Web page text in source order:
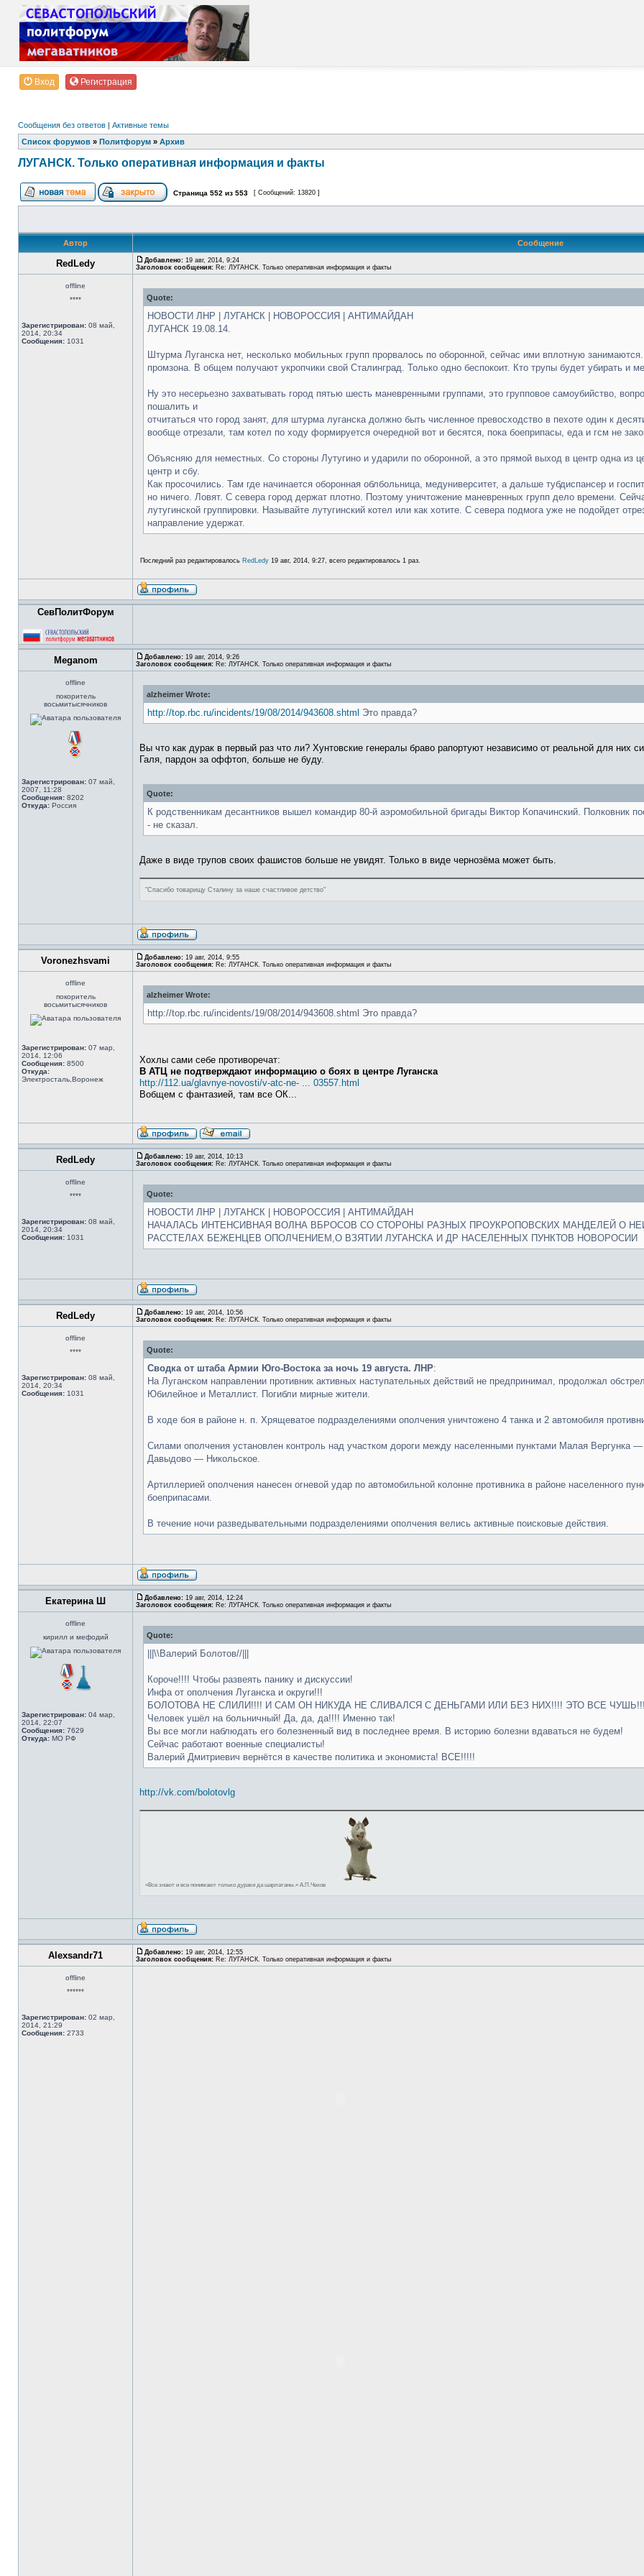
Вход Регистрация
Сообщения без ответов | Активные темы
Список форумов » Политфорум » Архив
ЛУГАНСК. Только оперативная информация и факты
Страница 552 из 553 [ Сообщений: 13820 ]
Автор Сообщение
RedLedy Добавлено: 19 авг, 2014, 9:24
Заголовок сообщения: Re: ЛУГАНСК. Только оперативная информация и факты
offline
****
Зарегистрирован: 08 май,
2014, 20:34
Сообщения: 1031
Quote:
НОВОСТИ ЛНР | ЛУГАНСК | НОВОРОССИЯ | АНТИМАЙДАН
ЛУГАНСК 19.08.14.
Штурма Луганска нет, несколько мобильных групп прорвалось по оборонной, сейчас ими вплотную
промзона. В общем получают укропчики свой Сталинград. Только одно беспокоит. Кто трупы будет убирать и
Ну это несерьезно захватывать город пятью шесть маневренными группами, это групповое самоубийство,
пошалить и
отчитаться что город занят, для штурма луганска должно быть численное превосходство в пехоте один к
вообще отрезали, там котел по ходу формируется очередной вот и бесятся, пока боеприпасы, еда и гсм не
Объясняю для неместных. Со стороны Лутугино и ударили по оборонной, а это прямой выход в центр одна из
центр и сбу.
Как просочились. Там где начинается оборонная облбольница, медуниверситет, а дальше тубдиспансер и
но ничего. Ловят. С севера город держат плотно. Поэтому уничтожение маневренных групп дело времени.
лутугинской группировки. Называйте лутугинский котел или как хотите. С севера подмога уже не подойдет
направление удержат.
Последний раз редактировалось RedLedy 19 авг, 2014, 9:27, всего редактировалось 1 раз.
СевПолитФорум
Meganom Добавлено: 19 авг, 2014, 9:26
Заголовок сообщения: Re: ЛУГАНСК. Только оперативная информация и факты
offline
покоритель
восьмитысячников
Зарегистрирован: 07 май,
2007, 11:28
Сообщения: 8202
Откуда: Россия
alzheimer Wrote:
http://top.rbc.ru/incidents/19/08/2014/943608.shtml Это правда?
Вы что как дурак в первый раз что ли? Хунтовские генералы браво рапортуют независимо от реальной для них
Галя, пардон за оффтоп, больше не буду.
Quote:
К родственникам десантников вышел командир 80-й аэромобильной бригады Виктор Копачинский. Полковник
- не сказал.
Даже в виде трупов своих фашистов больше не увидят. Только в виде чернозёма может быть.
"Спасибо товарищу Сталину за наше счастливое детство"
Voronezhsvami Добавлено: 19 авг, 2014, 9:55
Заголовок сообщения: Re: ЛУГАНСК. Только оперативная информация и факты
offline
покоритель
восьмитысячников
Зарегистрирован: 07 мар,
2014, 12:06
Сообщения: 8500
Откуда:
Электросталь,Воронеж
alzheimer Wrote:
http://top.rbc.ru/incidents/19/08/2014/943608.shtml Это правда?
Хохлы сами себе противоречат:
В АТЦ не подтверждают информацию о боях в центре Луганска
http://112.ua/glavnye-novosti/v-atc-ne- ... 03557.html
Вобщем с фантазией, там все ОК...
RedLedy Добавлено: 19 авг, 2014, 10:13
Заголовок сообщения: Re: ЛУГАНСК. Только оперативная информация и факты
offline
****
Зарегистрирован: 08 май,
2014, 20:34
Сообщения: 1031
Quote:
НОВОСТИ ЛНР | ЛУГАНСК | НОВОРОССИЯ | АНТИМАЙДАН
НАЧАЛАСЬ ИНТЕНСИВНАЯ ВОЛНА ВБРОСОВ СО СТОРОНЫ РАЗНЫХ ПРОУКРОПОВСКИХ МАНДЕЛЕЙ О
РАССТЕЛАХ БЕЖЕНЦЕВ ОПОЛЧЕНИЕМ,О ВЗЯТИИ ЛУГАНСКА И ДР НАСЕЛЕННЫХ ПУНКТОВ НОВОРОСИИ
RedLedy Добавлено: 19 авг, 2014, 10:56
Заголовок сообщения: Re: ЛУГАНСК. Только оперативная информация и факты
offline
****
Зарегистрирован: 08 май,
2014, 20:34
Сообщения: 1031
Quote:
Сводка от штаба Армии Юго-Востока за ночь 19 августа. ЛНР:
На Луганском направлении противник активных наступательных действий не предпринимал, продолжал
Юбилейное и Металлист. Погибли мирные жители.
В ходе боя в районе н. п. Хрящеватое подразделениями ополчения уничтожено 4 танка и 2 автомобиля
Силами ополчения установлен контроль над участком дороги между населенными пунктами Малая Вергунка
Давыдово — Никольское.
Артиллерией ополчения нанесен огневой удар по автомобильной колонне противника в районе населенного
боеприпасами.
В течение ночи разведывательными подразделениями ополчения велись активные поисковые действия.
Екатерина Ш Добавлено: 19 авг, 2014, 12:24
Заголовок сообщения: Re: ЛУГАНСК. Только оперативная информация и факты
offline
кирилл и мефодий
Зарегистрирован: 04 мар,
2014, 22:07
Сообщения: 7629
Откуда: МО РФ
Quote:
|||\\Валерий Болотов//|||
Короче!!!! Чтобы развеять панику и дискуссии!
Инфа от ополчения Луганска и округи!!!
БОЛОТОВА НЕ СЛИЛИ!!!! И САМ ОН НИКУДА НЕ СЛИВАЛСЯ С ДЕНЬГАМИ ИЛИ БЕЗ НИХ!!!! ЭТО ВСЕ
Человек ушёл на больничный! Да, да, да!!!! Именно так!
Вы все могли наблюдать его болезненный вид в последнее время. В историю болезни вдаваться не будем!
Сейчас работают военные специалисты!
Валерий Дмитриевич вернётся в качестве политика и экономиста! ВСЕ!!!!!
http://vk.com/bolotovlg
«Все знают и все понимают только дураки да шарлатаны.» А.П.Чехов
Alexsandr71 Добавлено: 19 авг, 2014, 12:55
Заголовок сообщения: Re: ЛУГАНСК. Только оперативная информация и факты
offline
******
Зарегистрирован: 02 мар,
2014, 21:29
Сообщения: 2733